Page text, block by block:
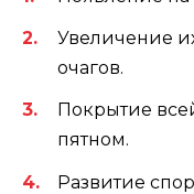
Увеличение
очагов.
Покрытие
пятном.
Развитие